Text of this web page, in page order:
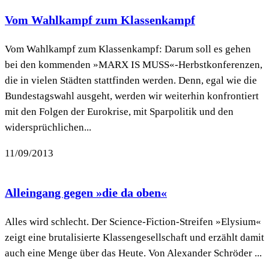
Vom Wahlkampf zum Klassenkampf
Vom Wahlkampf zum Klassenkampf: Darum soll es gehen
bei den kommenden »MARX IS MUSS«-Herbstkonferenzen,
die in vielen Städten stattfinden werden. Denn, egal wie die
Bundestagswahl ausgeht, werden wir weiterhin konfrontiert
mit den Folgen der Eurokrise, mit Sparpolitik und den
widersprüchlichen...
11/09/2013
Alleingang gegen »die da oben«
Alles wird schlecht. Der Science-Fiction-Streifen »Elysium«
zeigt eine brutalisierte Klassengesellschaft und erzählt damit
auch eine Menge über das Heute. Von Alexander Schröder ...